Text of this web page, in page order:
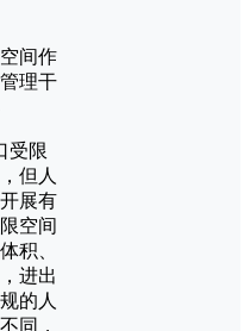
受限
但人
展有
空间
积、
进出
的人
同，